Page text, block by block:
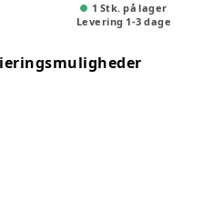
1 Stk. på lager
Levering 1-3 dage